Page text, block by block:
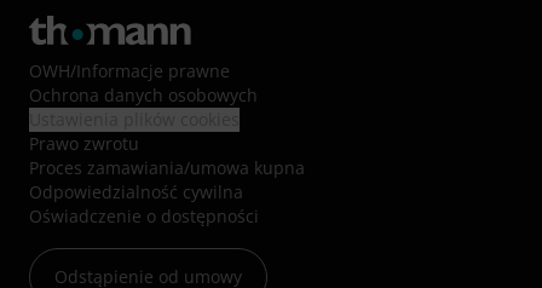
OWH/Informacje prawne
Ochrona danych osobowych
Prawo zwrotu
Proces zamawiania/umowa kupna
Odpowiedzialność cywilna
Oświadczenie o dostępności
Odstąpienie od umowy